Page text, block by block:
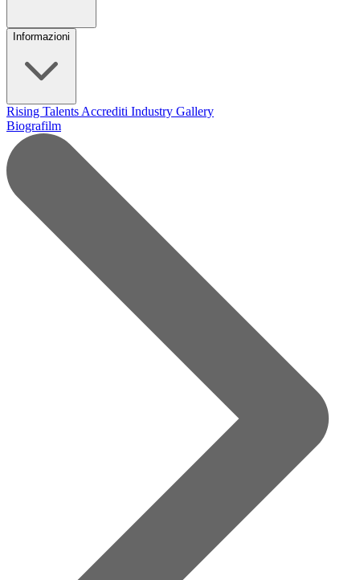
Informazioni
Rising Talents Accrediti Industry Gallery
Biografilm